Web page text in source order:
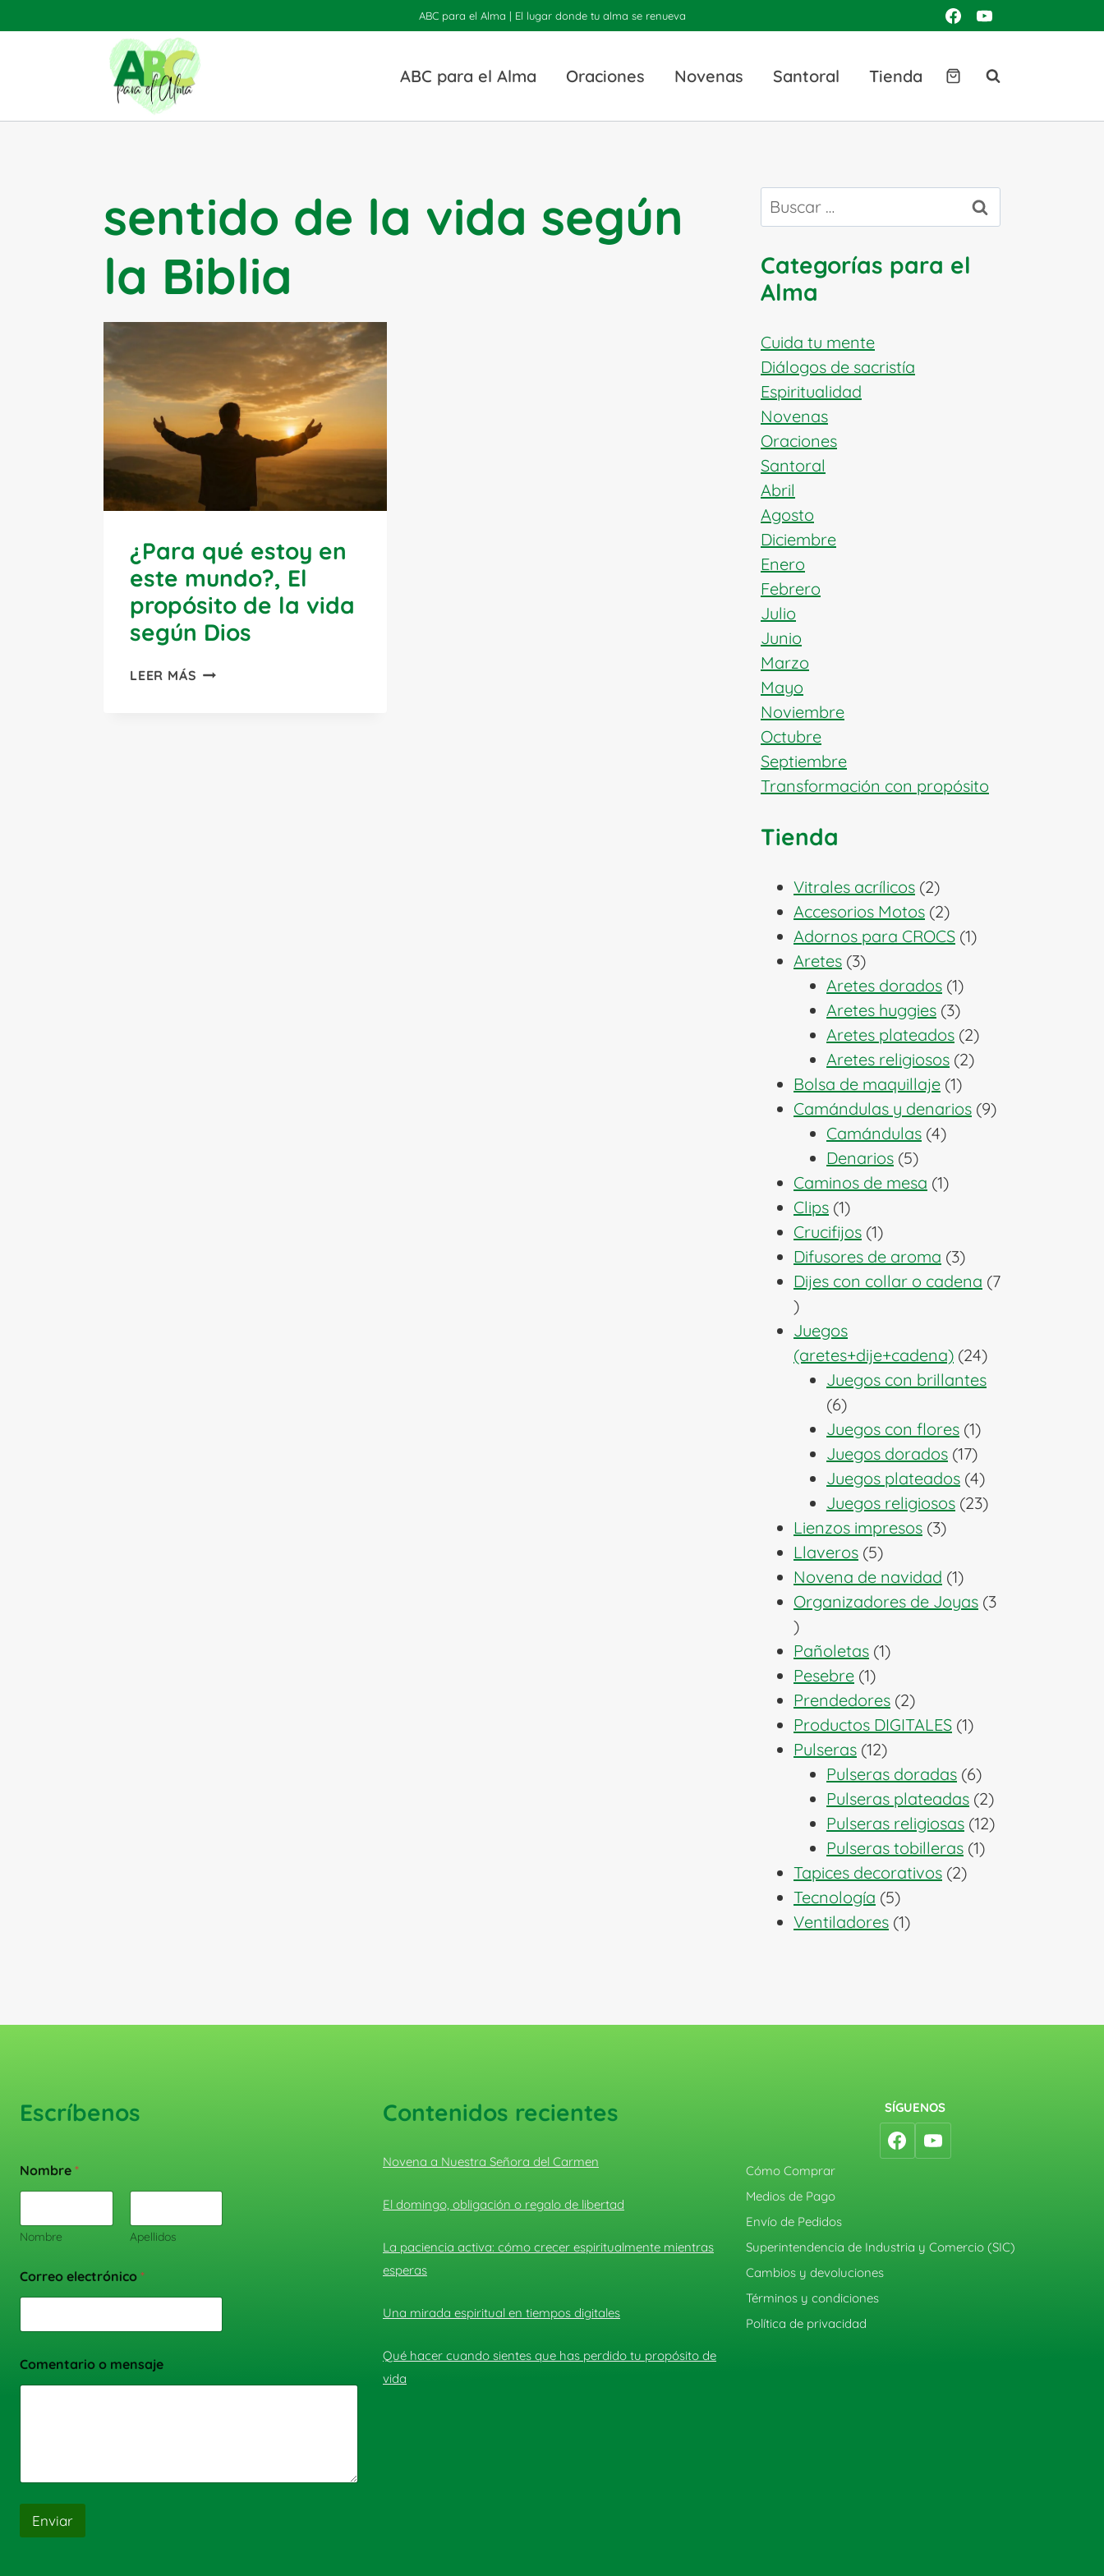
al
ABC para el Alma | El lugar donde tu alma se renueva
ABC para el Alma Oraciones Novenas Santoral Tienda
sentido de la vida según
la Biblia
¿Para qué estoy en
este mundo?, El
propósito de la vida
según Dios
LEER MÁS ¿PARA
Buscar:
Categorías para el
Alma
Cuida tu mente
Diálogos de sacristía
Espiritualidad
Novenas
Oraciones
Santoral
Abril
Agosto
Diciembre
Enero
Febrero
Julio
Junio
Marzo
Mayo
Noviembre
Octubre
Septiembre
Transformación con propósito
Tienda
Vitrales acrílicos 22
productos
Accesorios Motos 22
productos
Adornos para CROCS 11
Aretes 33
productos
Aretes dorados 11
producto
Aretes huggies 33
productos
Aretes plateados 22
productos
Aretes religiosos 22
Bolsa de maquillaje 11
producto
Camándulas y denarios 99
Camándulas 44
Denarios 55
productos
Caminos de mesa 11
Clips 11
producto
Crucifijos 11
producto
Difusores de aroma 33
productos
Dijes con collar o cadena 7
7
productos
Juegos
(aretes+dije+cadena) 2424
productos
Juegos con brillantes
66
productos
Juegos con flores 11
producto
Juegos dorados 1717
productos
Juegos plateados 44
productos
Juegos religiosos 2323
Lienzos impresos 33
Llaveros 55
productos
Novena de navidad 11
producto
Organizadores de Joyas 3
3
productos
Pañoletas 11
Pesebre 11
producto
Prendedores 22
productos
Productos DIGITALES 11
Pulseras 1212
productos
Pulseras doradas 66
productos
Pulseras plateadas 22
productos
Pulseras religiosas 1212
Pulseras tobilleras 11
Tapices decorativos 22
Tecnología 55
productos
Ventiladores 11
Escríbenos
Nombre *
Nombre Apellidos
Correo electrónico *
Comentario o mensaje
Enviar
Contenidos recientes
Novena a Nuestra Señora del Carmen
El domingo, obligación o regalo de libertad
La paciencia activa: cómo crecer espiritualmente mientras
esperas
Una mirada espiritual en tiempos digitales
Qué hacer cuando sientes que has perdido tu propósito de
vida
SÍGUENOS
Cómo Comprar
Medios de Pago
Envío de Pedidos
Superintendencia de Industria y Comercio (SIC)
Cambios y devoluciones
Términos y condiciones
Política de privacidad